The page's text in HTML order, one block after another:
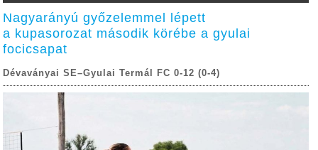
Nagyarányú győzelemmel lépett
a kupasorozat második körébe a gyulai
focicsapat
Dévaványai SE–Gyulai Termál FC 0-12 (0-4)